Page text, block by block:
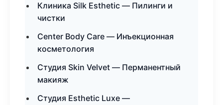
Клиника Silk Esthetic — Пилинги и
чистки
Center Body Care — Инъекционная
косметология
Студия Skin Velvet — Перманентный
макияж
Студия Esthetic Luxe —